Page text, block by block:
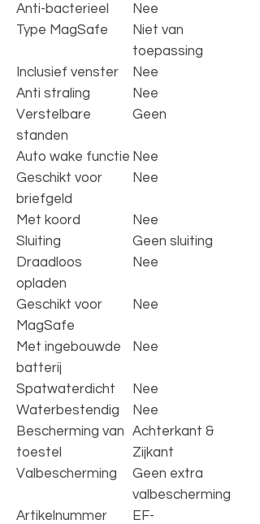
Anti-bacterieel
Nee
Type MagSafe
Niet van
toepassing
Inclusief venster
Nee
Anti straling
Nee
Verstelbare
standen
Geen
Auto wake functie Nee
Geschikt voor
briefgeld
Nee
Met koord
Nee
Sluiting
Geen sluiting
Draadloos
opladen
Nee
Geschikt voor
MagSafe
Nee
Met ingebouwde
batterij
Nee
Spatwaterdicht
Nee
Waterbestendig
Nee
Bescherming van
toestel
Achterkant &
Zijkant
Valbescherming
Geen extra
valbescherming
Artikelnummer
EF-